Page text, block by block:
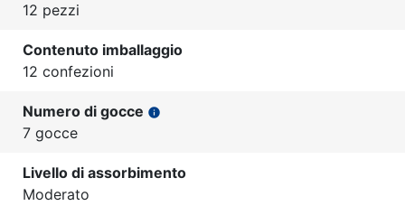
12 pezzi
Contenuto imballaggio
12 confezioni
Numero di gocce info
7 gocce
Livello di assorbimento
Moderato